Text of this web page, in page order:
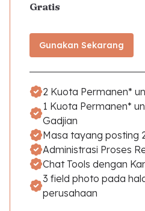
Gratis
Gunakan Sekarang
2 Kuota Permanen*
1 Kuota Permanen*
Gadjian
Masa tayang posting
Administrasi Proses
Chat Tools dengan
3 field photo pada
perusahaan